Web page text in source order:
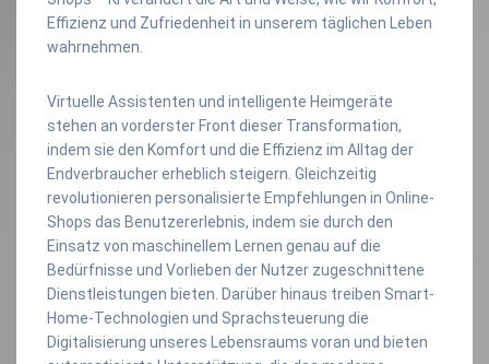
Effizienz und Zufriedenheit in unserem täglichen Leben
wahrnehmen.
Virtuelle Assistenten und intelligente Heimgeräte
stehen an vorderster Front dieser Transformation,
indem sie den Komfort und die Effizienz im Alltag der
Endverbraucher erheblich steigern. Gleichzeitig
revolutionieren personalisierte Empfehlungen in Online-
Shops das Benutzererlebnis, indem sie durch den
Einsatz von maschinellem Lernen genau auf die
Bedürfnisse und Vorlieben der Nutzer zugeschnittene
Dienstleistungen bieten. Darüber hinaus treiben Smart-
Home-Technologien und Sprachsteuerung die
Digitalisierung unseres Lebensraums voran und bieten